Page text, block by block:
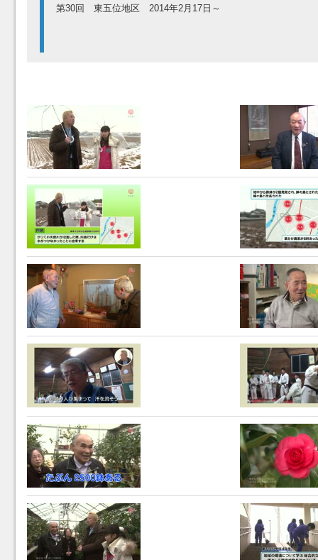
第30回 東五位地区 2014年2月17日～